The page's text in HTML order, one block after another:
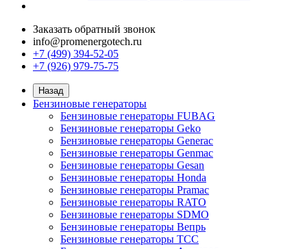
Заказать обратный звонок
info@promenergotech.ru
+7 (499) 394-52-05
+7 (926) 979-75-75
Назад
Бензиновые генераторы
Бензиновые генераторы FUBAG
Бензиновые генераторы Geko
Бензиновые генераторы Generac
Бензиновые генераторы Genmac
Бензиновые генераторы Gesan
Бензиновые генераторы Honda
Бензиновые генераторы Pramac
Бензиновые генераторы RATO
Бензиновые генераторы SDMO
Бензиновые генераторы Вепрь
Бензиновые генераторы ТСС